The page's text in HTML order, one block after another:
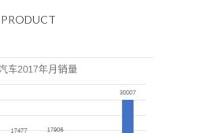
PRODUCT